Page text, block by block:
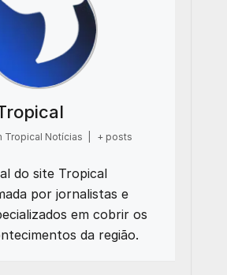
Tropical Notícias + posts
do site Tropical
por jornalistas e
em cobrir os
da região.